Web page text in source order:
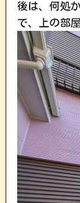
後は、何処
で、上の部屋